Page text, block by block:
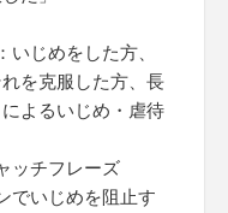
いじめをした方、
を克服した方、長
よるいじめ・虐待
ッチフレーズ
でいじめを阻止す